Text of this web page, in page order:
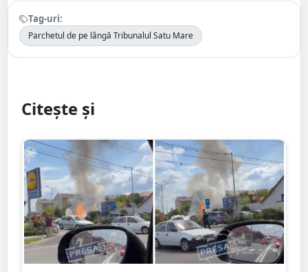
Tag-uri:
Parchetul de pe lângă Tribunalul Satu Mare
Citește și